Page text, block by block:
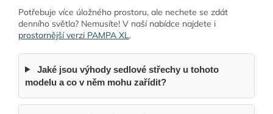
Potřebuje více úložného prostoru, ale nechete se zdát
denního světla? Nemusíte! V naší nabídce najdete i
prostornější verzi PAMPA XL .
Jaké jsou výhody sedlové střechy u tohoto
modelu a co v něm mohu zařídit?